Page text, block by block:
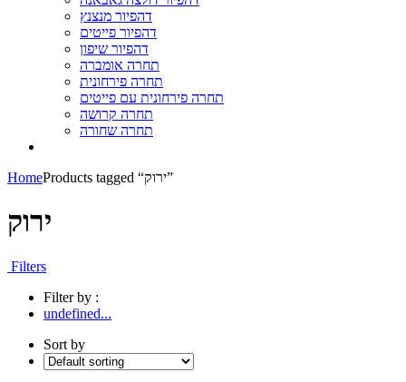
דהפיור מנצנץ
דהפיור פייטים
דהפיור שיפון
תחרה אומברה
תחרה פירחונית
תחרה פירחונית עם פייטים
תחרה קרושה
תחרה שחורה
Home Products tagged “ירוק”
ירוק
Filters
Filter by :
undefined...
Sort by